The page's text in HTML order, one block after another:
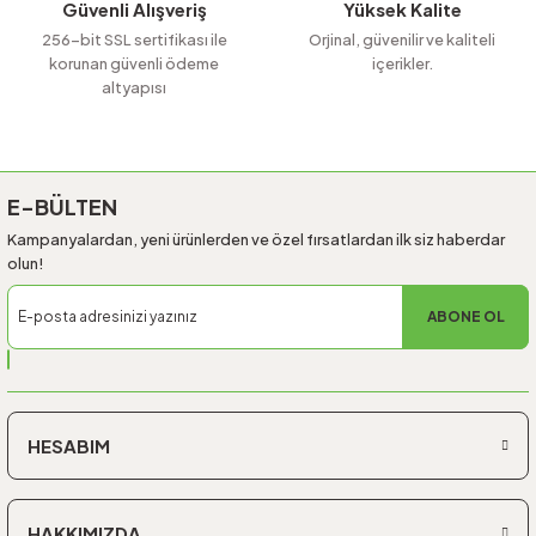
Güvenli Alışveriş
256-bit SSL sertifikası ile
korunan güvenli ödeme
altyapısı
Yüksek Kalite
Orjinal, güvenilir ve kaliteli
içerikler.
E-BÜLTEN
Kampanyalardan, yeni ürünlerden ve özel fırsatlardan ilk siz haberdar
olun!
ABONE OL
HESABIM